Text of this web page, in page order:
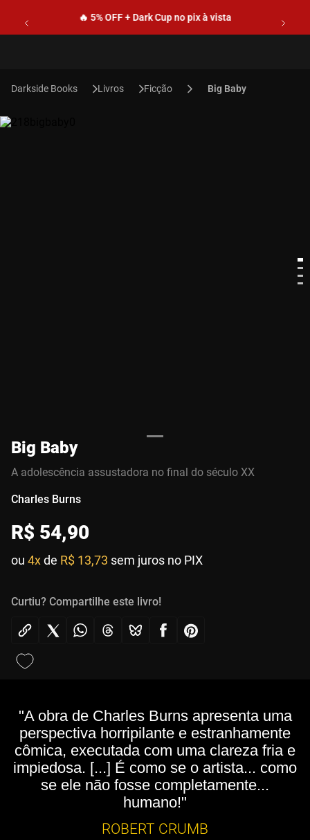
🔥 5% OFF + Dark Cup no pix à vista
Livros Ficção Big Baby
Big Baby
A adolescência assustadora no final do século XX
Charles Burns
R$ 54,90
ou 4xde R$ 13,73 sem juros no PIX
Curtiu? Compartilhe este livro!
"A obra de Charles Burns apresenta uma
perspectiva horripilante e estranhamente
cômica, executada com uma clareza fria e
impiedosa. [...] É como se o artista... como
se ele não fosse completamente...
humano!"
ROBERT CRUMB